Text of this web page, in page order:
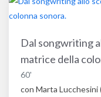
Dal songwriting
matrice della
60'
con Marta Lucchesini